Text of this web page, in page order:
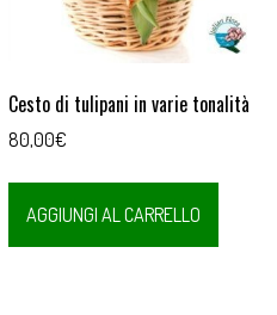
Cesto di tulipani in varie tonalità
80,00€
AGGIUNGI AL CARRELLO